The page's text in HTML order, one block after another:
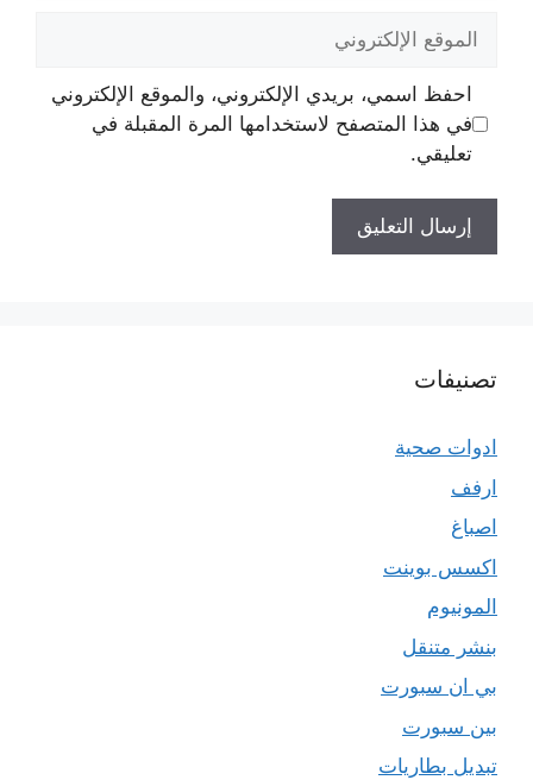
الإلكتروني
احفظ اسمي، بريدي الإلكتروني، والموقع الإلكتروني
في هذا المتصفح لاستخدامها المرة المقبلة في
تعليقي.
تصنيفات
ادوات صحية
ارفف
اصباغ
اكسس بوينت
المونيوم
بنشر متنقل
بي ان سبورت
بين سبورت
تبديل بطاريات